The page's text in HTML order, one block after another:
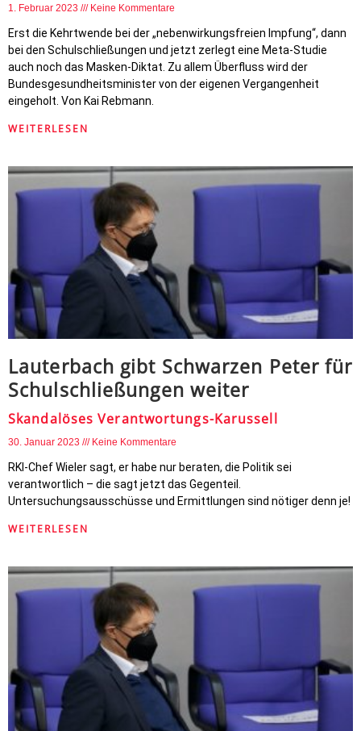
1. Februar 2023 Keine Kommentare
Erst die Kehrtwende bei der „nebenwirkungsfreien Impfung“, dann
bei den Schulschließungen und jetzt zerlegt eine Meta-Studie
auch noch das Masken-Diktat. Zu allem Überfluss wird der
Bundesgesundheitsminister von der eigenen Vergangenheit
eingeholt. Von Kai Rebmann.
WEITERLESEN
Lauterbach gibt Schwarzen Peter für
Schulschließungen weiter
Skandalöses Verantwortungs-Karussell
30. Januar 2023 Keine Kommentare
RKI-Chef Wieler sagt, er habe nur beraten, die Politik sei
verantwortlich – die sagt jetzt das Gegenteil.
Untersuchungsausschüsse und Ermittlungen sind nötiger denn je!
WEITERLESEN